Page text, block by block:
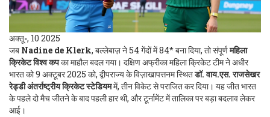
अक्तू॰, 10 2025
जब Nadine de Klerk, बल्लेबाज़ने 54 गेंदों में 84* बना दिया, तो संपूर्णमहिला
क्रिकेट विश्व कपका माहौल बदल गया। दक्षिण अफ्रीका महिला क्रिकेट टीम ने अधीर
भारत को 9 अक्टूबर 2025 को, द्वीपराज्य के विज़ाखापत्तनम स्थितडॉ. वाय.एस. राजसेखर
रेड्डी अंतर्राष्ट्रीय क्रिकेट स्टेडियममें, तीन विकेट से पराजित कर दिया। यह जीत भारत
के पहले दो मैच जीतने के बाद पहली हार थी, और टूर्नामेंट में तालिका पर बड़ा बदलाव लेकर
आई।